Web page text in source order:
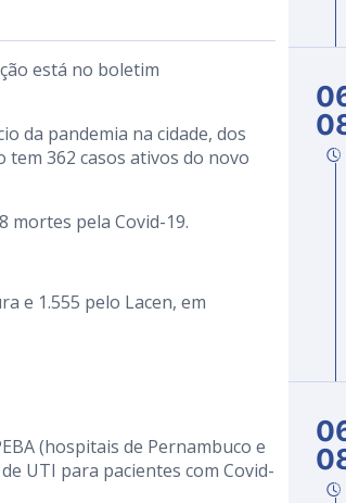
está no boletim
da pandemia na cidade, dos
tem 362 casos ativos do novo
mortes pela Covid-19.
e 1.555 pelo Lacen, em
(hospitais de Pernambuco e
UTI para pacientes com Covid-